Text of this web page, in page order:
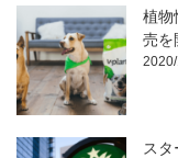
植物
売を
ス